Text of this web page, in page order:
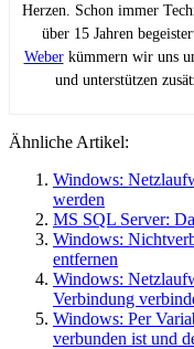
Herzen. Schon immer
über 15 Jahren
Weberkümmern wir uns
und unterstützen
Ähnliche Artikel:
Windows:
werden
MS SQL Server:
Windows:
entfernen
Windows:
Verbindung
Windows: Per
verbunden ist und